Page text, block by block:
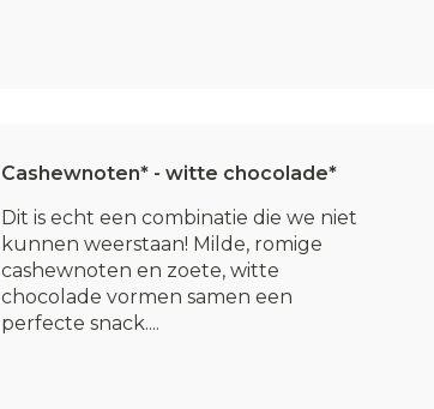
Cashewnoten* - witte chocolade*
Dit is echt een combinatie die we niet
kunnen weerstaan! Milde, romige
cashewnoten en zoete, witte
chocolade vormen samen een
perfecte snack....